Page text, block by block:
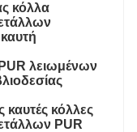
κόλλα
λειωμένων
καυτές κόλλες
PUR